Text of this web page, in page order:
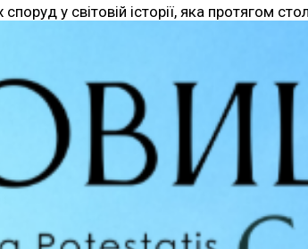
у світовій історії, яка протягом